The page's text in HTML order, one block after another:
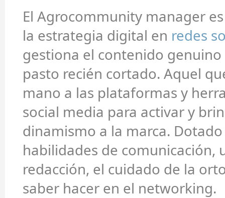
El Agrocommunity manager
la estrategia digital en redes
gestiona el contenido
pasto recién cortado. Aquel
mano a las plataformas y
social media para activar y
dinamismo a la marca.
habilidades de comunicación,
redacción, el cuidado de la
saber hacer en el networking.